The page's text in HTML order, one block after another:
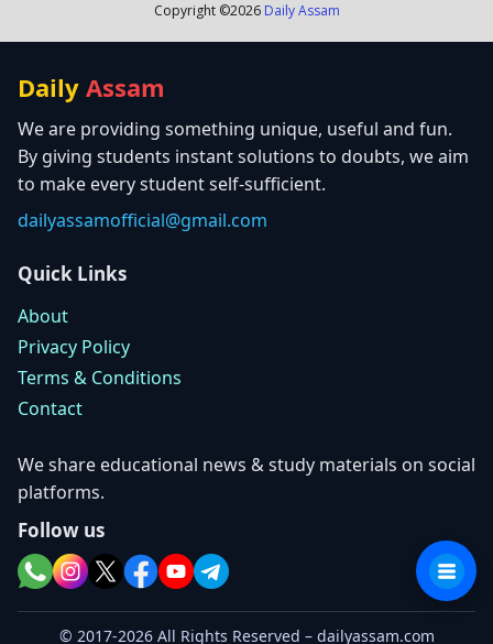
Copyright ©2026 Daily Assam
Daily Assam
We are providing something unique, useful and fun.
By giving students instant solutions to doubts, we aim
to make every student self-sufficient.
dailyassamofficial@gmail.com
Quick Links
About
Privacy Policy
Terms & Conditions
Contact
We share educational news & study materials on social
platforms.
Follow us
© 2017-2026 All Rights Reserved – dailyassam.com